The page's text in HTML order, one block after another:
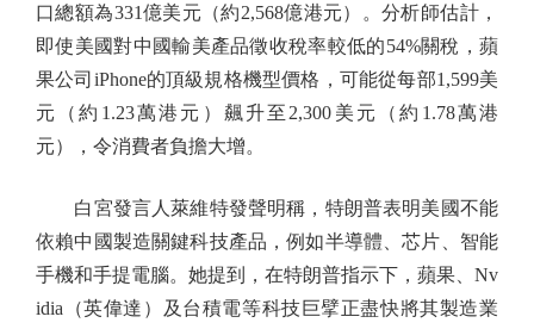
口總額為331億美元（約2,568億港元）。分析師估計，
即使美國對中國輸美產品徵收稅率較低的54%關稅，蘋
果公司iPhone的頂級規格機型價格，可能從每部1,599美
元（約1.23萬港元）飆升至2,300美元（約1.78萬港
元），令消費者負擔大增。
白宮發言人萊維特發聲明稱，特朗普表明美國不能
依賴中國製造關鍵科技產品，例如半導體、芯片、智能
手機和手提電腦。她提到，在特朗普指示下，蘋果、Nv
idia（英偉達）及台積電等科技巨擘正盡快將其製造業